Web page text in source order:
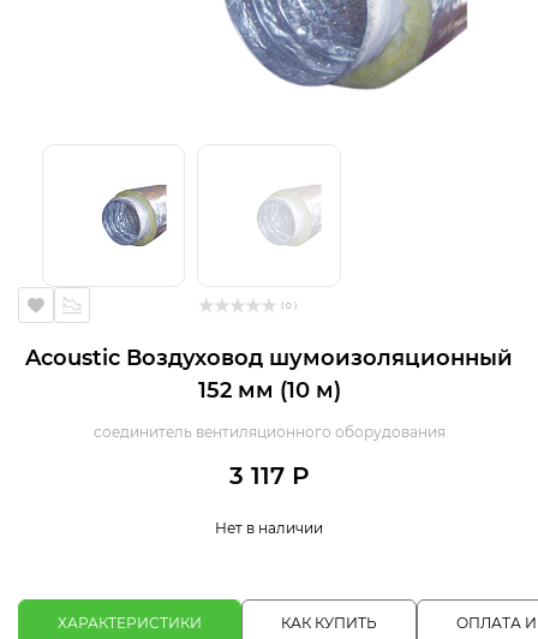
( 0 )
Acoustic Воздуховод шумоизоляционный
152 мм (10 м)
соединитель вентиляционного оборудования
3 117 Р
Нет в наличии
ХАРАКТЕРИСТИКИ КАК КУПИТЬ ОПЛАТА